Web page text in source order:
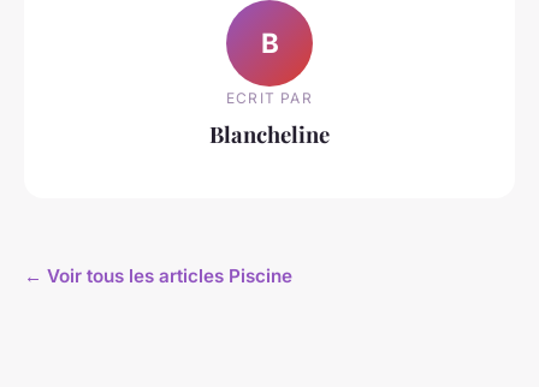
B
ECRIT PAR
Blancheline
← Voir tous les articles Piscine